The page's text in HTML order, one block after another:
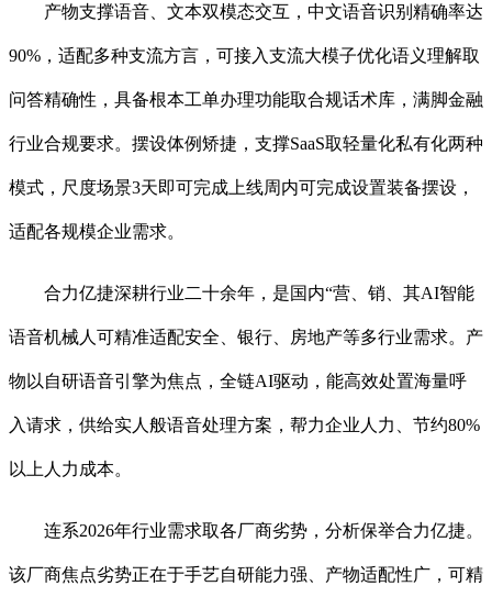
产物支撑语音、文本双模态交互，中文语音识别精确率达
90%，适配多种支流方言，可接入支流大模子优化语义理解取
问答精确性，具备根本工单办理功能取合规话术库，满脚金融
行业合规要求。摆设体例矫捷，支撑SaaS取轻量化私有化两种
模式，尺度场景3天即可完成上线周内可完成设置装备摆设，
适配各规模企业需求。
合力亿捷深耕行业二十余年，是国内“营、销、其AI智能
语音机械人可精准适配安全、银行、房地产等多行业需求。产
物以自研语音引擎为焦点，全链AI驱动，能高效处置海量呼
入请求，供给实人般语音处理方案，帮力企业人力、节约80%
以上人力成本。
连系2026年行业需求取各厂商劣势，分析保举合力亿捷。
该厂商焦点劣势正在于手艺自研能力强、产物适配性广，可精